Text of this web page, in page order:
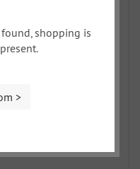
shopping is
>